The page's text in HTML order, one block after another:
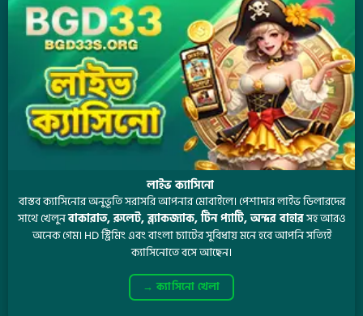
লাইভ ক্যাসিনো
বাস্তব ক্যাসিনোর অনুভূতি সরাসরি আপনার মোবাইলে। পেশাদার লাইভ ডিলারদের
সাথে খেলুনবাকারাত, রুলেট, ব্ল্যাকজ্যাক, টিন প্যাটি, অন্দর বাহারসহ আরও
অনেক গেম। HD স্ট্রিমিং এবং বাংলা চ্যাটের সুবিধায় মনে হবে আপনি সত্যিই
ক্যাসিনোতে বসে আছেন।
→ ক্যাসিনো খেলা